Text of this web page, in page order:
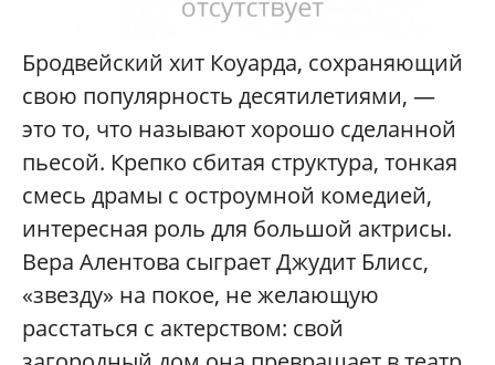
Бродвейский хит Коуарда, сохраняющий
свою популярность десятилетиями, —
это то, что называют хорошо сделанной
пьесой. Крепко сбитая структура, тонкая
смесь драмы с остроумной комедией,
интересная роль для большой актрисы.
Вера Алентова сыграет Джудит Блисс,
«звезду» на покое, не желающую
расстаться с актерством: свой